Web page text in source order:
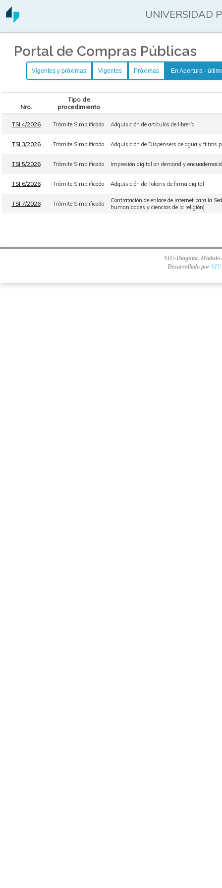
UNIVERSIDAD
Portal de Compras Públicas
Vigentes y próximas Vigentes Próximas En Apertura -
Nro.
Tipo de
procedimiento
TSI 4/2026 Trámite Simplificado Adquisición de artículos de librería
TSI 3/2026 Trámite Simplificado Adquisición de Dispensers de agua y filtros
TSI 5/2026 Trámite Simplificado Impresión digital on demand y
TSI 6/2026 Trámite Simplificado Adquisición de Tokens de firma digital
TSI 7/2026 Trámite Simplificado
Contratación de enlace de internet para la
humanidades y ciencias de la religión)
SIU-Diaguita. Módulo
Desarrollado por SIU